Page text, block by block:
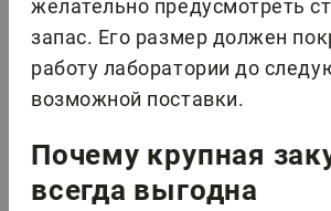
желательно предусмотреть
запас. Его размер должен
работу лаборатории до
возможной поставки.
Почему крупная
всегда выгодна